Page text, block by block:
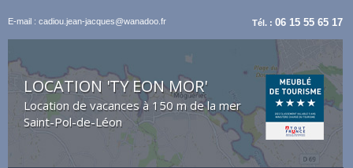
E-mail : cadiou.jean-jacques@wanadoo.fr Tél. :06 15 55 65 17
LOCATION 'TY EON MOR'
Location de vacances à 150 m de la mer
Saint-Pol-de-Léon